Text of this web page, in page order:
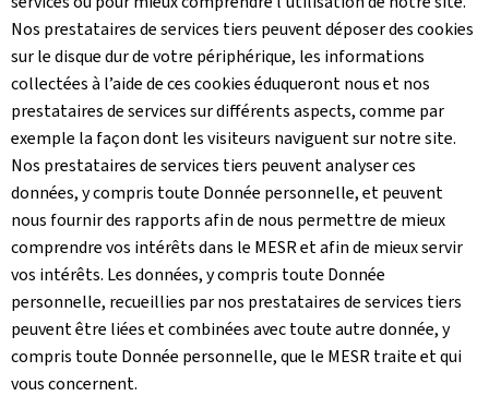
Nos prestataires de services tiers peuvent déposer des cookies
sur le disque dur de votre périphérique, les informations
collectées à l’aide de ces cookies éduqueront nous et nos
prestataires de services sur différents aspects, comme par
exemple la façon dont les visiteurs naviguent sur notre site.
Nos prestataires de services tiers peuvent analyser ces
données, y compris toute Donnée personnelle, et peuvent
nous fournir des rapports afin de nous permettre de mieux
comprendre vos intérêts dans le MESR et afin de mieux servir
vos intérêts. Les données, y compris toute Donnée
personnelle, recueillies par nos prestataires de services tiers
peuvent être liées et combinées avec toute autre donnée, y
compris toute Donnée personnelle, que le MESR traite et qui
vous concernent.